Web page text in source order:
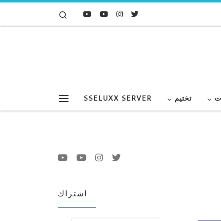
Skip to content
تختيم
SSELUXX SERVER
اشتراك